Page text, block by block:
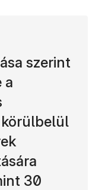
szerint
a
körülbelül
30